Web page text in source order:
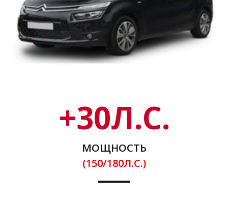
+30Л.С.
МОЩНОСТЬ
(150/180Л.С.)